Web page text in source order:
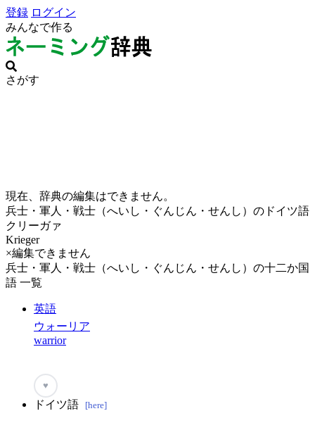
登録 ログイン
みんなで作る
さがす
現在、辞典の編集はできません。
兵士・軍人・戦士（へいし・ぐんじん・せんし）のドイツ語
クリーガァ
Krieger
×編集できません
兵士・軍人・戦士（へいし・ぐんじん・せんし）の十二か国
語 一覧
英語
ウォーリア
warrior
♥
ドイツ語 [here]